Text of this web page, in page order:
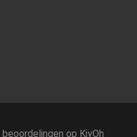
beoordelingen op KiyOh